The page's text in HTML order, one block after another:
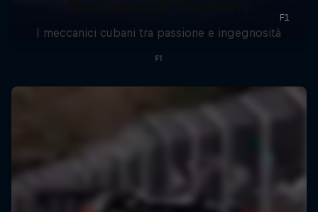
I meccanici cubani tra passione e ingegnosità
F1